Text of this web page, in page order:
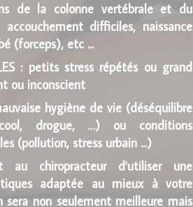
de la colonne vertébrale et du
difficiles, naissance
(forceps), etc ...
: petits stress répétés ou grand
ou inconscient
hygiène de vie (déséquilibre
drogue, …) ou conditions
(pollution, stress urbain ...)
au chiropracteur d'utiliser une
adaptée au mieux à votre
sera non seulement meilleure mais